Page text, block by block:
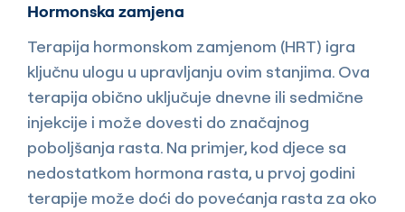
Hormonska zamjena
Terapija hormonskom zamjenom (HRT) igra
ključnu ulogu u upravljanju ovim stanjima. Ova
terapija obično uključuje dnevne ili sedmične
injekcije i može dovesti do značajnog
poboljšanja rasta. Na primjer, kod djece sa
nedostatkom hormona rasta, u prvoj godini
terapije može doći do povećanja rasta za oko